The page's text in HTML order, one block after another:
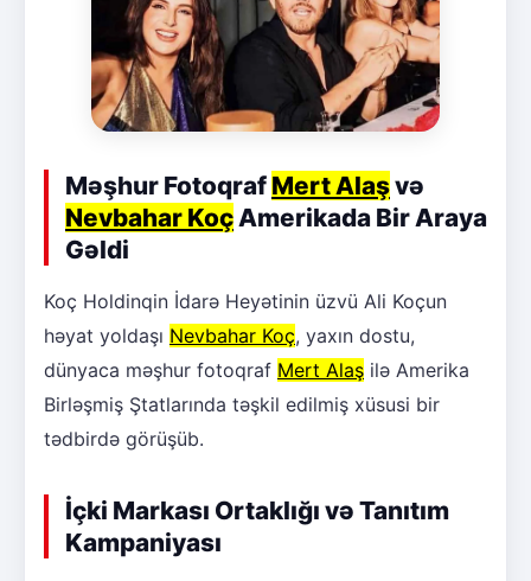
Məşhur Fotoqraf Mert Alaşvə
Nevbahar KoçAmerikada Bir Araya
Gəldi
Koç Holdinqin İdarə Heyətinin üzvü Ali Koçun
həyat yoldaşı Nevbahar Koç, yaxın dostu,
dünyaca məşhur fotoqraf Mert Alaş ilə Amerika
Birləşmiş Ştatlarında təşkil edilmiş xüsusi bir
tədbirdə görüşüb.
İçki Markası Ortaklığı və Tanıtım
Kampaniyası